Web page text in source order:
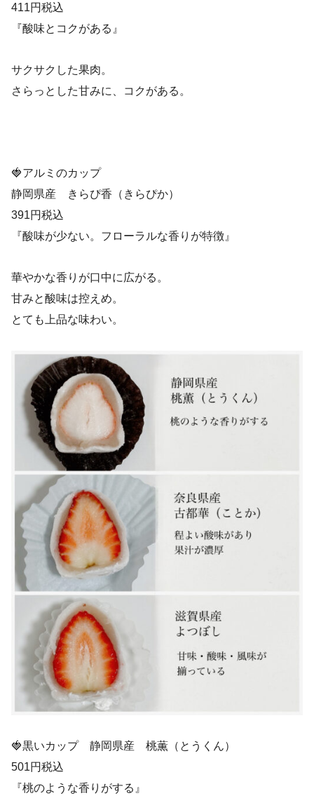
411円税込
『酸味とコクがある』
サクサクした果肉。
さらっとした甘みに、コクがある。
🍓アルミのカップ
静岡県産 きらぴ香（きらぴか）
391円税込
『酸味が少ない。フローラルな香りが特徴』
華やかな香りが口中に広がる。
甘みと酸味は控えめ。
とても上品な味わい。
🍓黒いカップ 静岡県産 桃薫（とうくん）
501円税込
『桃のような香りがする』